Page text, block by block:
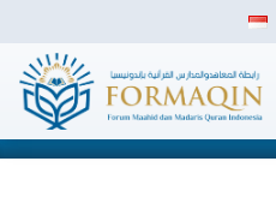
content
FORMAQIN